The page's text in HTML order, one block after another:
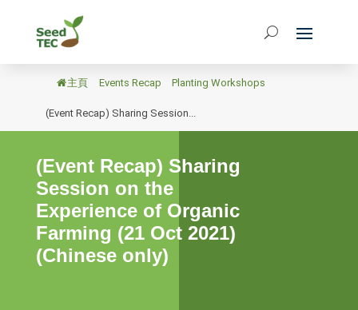
主頁 Events Recap Planting Workshops
(Event Recap) Sharing Session...
(Event Recap) Sharing
Session on the
Experience of Organic
Farming (21 Oct 2021)
(Chinese only)